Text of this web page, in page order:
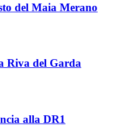
del Maia Merano
Riva del Garda
alla DR1